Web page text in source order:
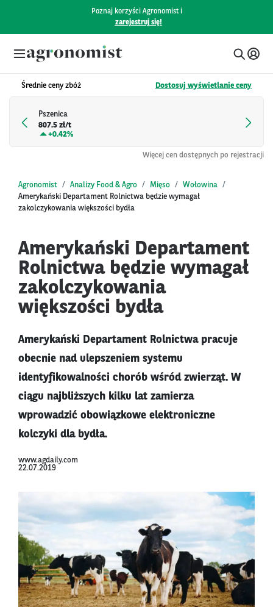
Poznaj korzyści Agronomist i
zarejestruj się!
Średnie ceny zbóż Dostosuj wyświetlanie ceny
Pszenica
807.5 zł/t
+0.42%
Więcej cen dostępnych po rejestracji
Agronomist Analizy Food & Agro Mięso
Wołowina
Amerykański Departament Rolnictwa będzie wymagał
zakolczykowania większości bydła
Amerykański Departament
Rolnictwa będzie wymagał
zakolczykowania
większości bydła
Amerykański Departament Rolnictwa pracuje
obecnie nad ulepszeniem systemu
identyfikowalności chorób wśród zwierząt. W
ciągu najbliższych kilku lat zamierza
wprowadzić obowiązkowe elektroniczne
kolczyki dla bydła.
www.agdaily.com
22.07.2019